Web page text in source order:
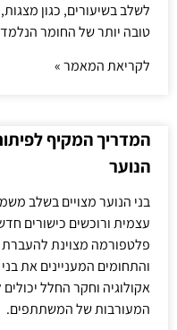
לשלב בשיעורים, כגון
טובה יותר של החומר
לקריאת המאמר »
המדריך המקיף
הנוער
בני הנוער מצויים בשלב
עצמית ורוכשים כישורים
פלטפורמה מצוינת להעברת
והתחומים המעניינים את
אקולוגיה וחקר החלל
המעורבות של המשתתפים.